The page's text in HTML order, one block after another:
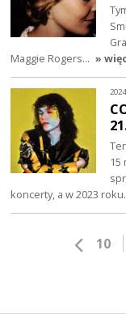
Maggie Rogers… »
15
koncerty, a w 2023
10